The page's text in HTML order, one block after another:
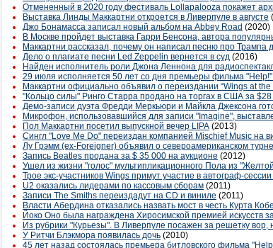
Отмененный в 2020 году фестиваль Lollapalooza покажет
Выставка Линды Маккартни откроется в Ливерпуле в августе
Джо Бонамасса записал новый альбом на Abbey Road (2020)
В Москве пройдет выставка Гарри Бенсона, автора
Маккартни рассказал, почему он написал песню про Трампа
Дело о плагиате песни Led Zeppelin вернется в суд (2016)
Найден исполнитель роли Джона Леннона для
29 июля исполняется 50 лет со дня премьеры фильма
Маккартни официально объявил о переиздании “Wings at the
"Кольцо силы" Ринго Старра продано на торгах в США за
Демо-записи дуэта Фредди Меркьюри и Майкла Джексона
Микрофон, использовавшийся для записи "Imagine",
Пол Маккартни посетил выпускной вечер LIPA (2013)
Сингл "Love Me Do" переиздан компанией Mischief Music на
Лу Грэмм (ex-Foreigner) объявил о североамериканском турне
Запись Beatles продана за $ 35 000 на аукционе (2012)
Ушел из жизни "голос" мультипликационного Пола из
Трое экс-участников Wings примут участие в автограф-
U2 оказались лидерами по кассовым сборам (2011)
Записи The Smiths переиздадут на CD и виниле (2011)
Власти Абердина отказались назвать мост в честь Курта
Йоко Оно была награждена Хиросимской премией искусств
Из рубрики "Курьезы". В Ливерпуле посажен за решетку вор,
У Ритчи Блэкмора появилась дочь (2010)
45 лет назад состоялась премьера битловского фильма